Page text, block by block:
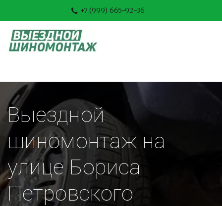
+7 (999) 665-92-36
Выездной
шиномонтаж на
улице Бориса
Петровского